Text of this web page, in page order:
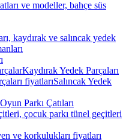
Kaydırak Yedek Parçaları
Salıncak Yedek
Oyun Parkı Çatıları